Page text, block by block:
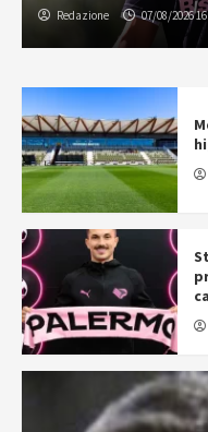
Redazione 07/08/2026